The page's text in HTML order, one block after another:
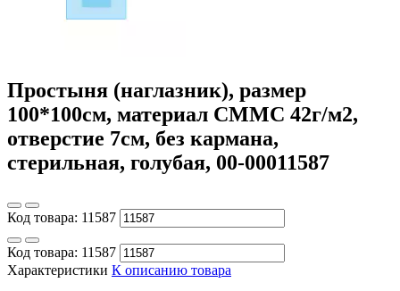
Простыня (наглазник), размер
100*100см, материал СММС 42г/м2,
отверстие 7см, без кармана,
стерильная, голубая, 00-00011587
Код товара: 11587
Код товара: 11587
Характеристики К описанию товара